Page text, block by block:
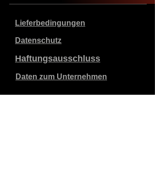
Lieferbedingungen
Datenschutz
Haftungsausschluss
Daten zum Unternehmen